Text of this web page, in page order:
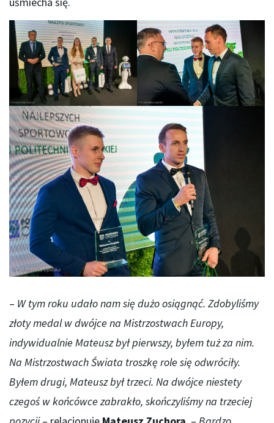
– W tym roku udało nam się dużo osiągnąć. Zdobyliśmy
złoty medal w dwójce na Mistrzostwach Europy,
indywidualnie Mateusz był pierwszy, byłem tuż za nim.
Na Mistrzostwach Świata troszkę role się odwróciły.
Byłem drugi, Mateusz był trzeci. Na dwójce niestety
czegoś w końcówce zabrakło, skończyliśmy na trzeciej